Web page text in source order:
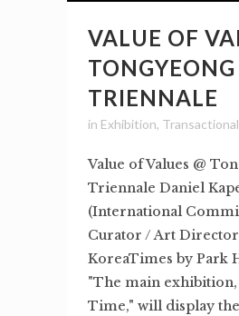
VALUE OF
TONGYEONG
TRIENNALE
in Exhibition,
Value of Values @
Triennale Daniel
(International
Curator / Art
KoreaTimes by Park
"The main exhibition,
Time," will display